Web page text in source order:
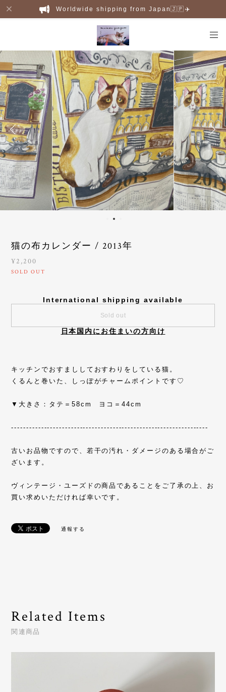
Worldwide shipping from Japan🇯🇵✈️
猫の布カレンダー / 2013年
¥2,200
SOLD OUT
International shipping available
Sold out
日本国内にお住まいの方向け
キッチンでおすまししておすわりをしている猫。
くるんと巻いた、しっぽがチャームポイントです♡
▼大きさ：タテ＝58cm ヨコ＝44cm
------------------------------------------------------------------
古いお品物ですので、若干の汚れ・ダメージのある場合がご
ざいます。
ヴィンテージ・ユーズドの商品であることをご了承の上、お
買い求めいただければ幸いです。
通報する
Related Items
関連商品